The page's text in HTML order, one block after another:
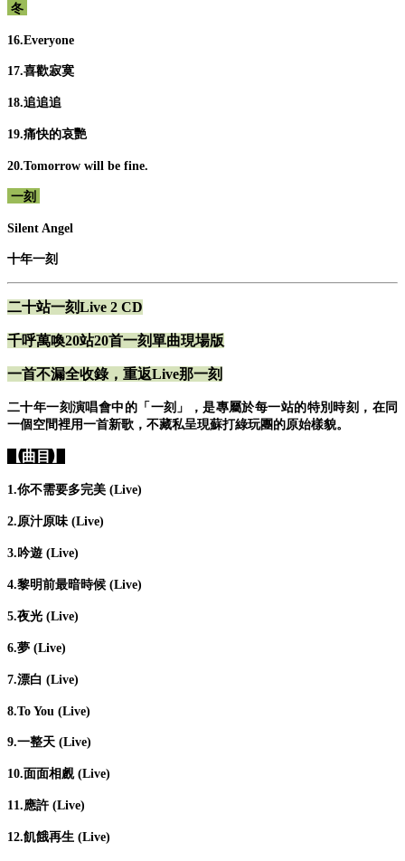
冬
16.Everyone
17.喜歡寂寞
18.追追追
19.痛快的哀艷
20.Tomorrow will be fine.
一刻
Silent Angel
十年一刻
二十站一刻Live 2 CD
千呼萬喚20站20首一刻單曲現場版
一首不漏全收錄，重返Live那一刻
二十年一刻演唱會中的「一刻」，是專屬於每一站的特別時刻， 在同
一個空間裡用一首新歌， 不藏私呈現蘇打綠玩團的原始樣貌。
【曲目】
1.你不需要多完美 (Live)
2.原汁原味 (Live)
3.吟遊 (Live)
4.黎明前最暗時候 (Live)
5.夜光 (Live)
6.夢 (Live)
7.漂白 (Live)
8.To You (Live)
9.一整天 (Live)
10.面面相覻 (Live)
11.應許 (Live)
12.飢餓再生 (Live)